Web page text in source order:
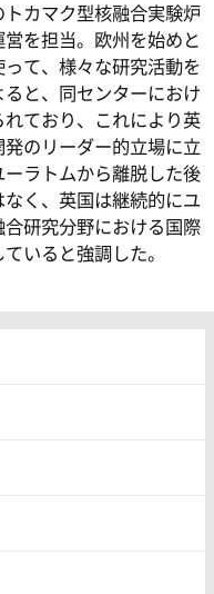
カマク型核融合実験炉
を担当。欧州を始めと
て、様々な研究活動を
と、同センターにおけ
ており、これにより英
のリーダー的立場に立
ラトムから離脱した後
く、英国は継続的にユ
研究分野における国際
いると強調した。